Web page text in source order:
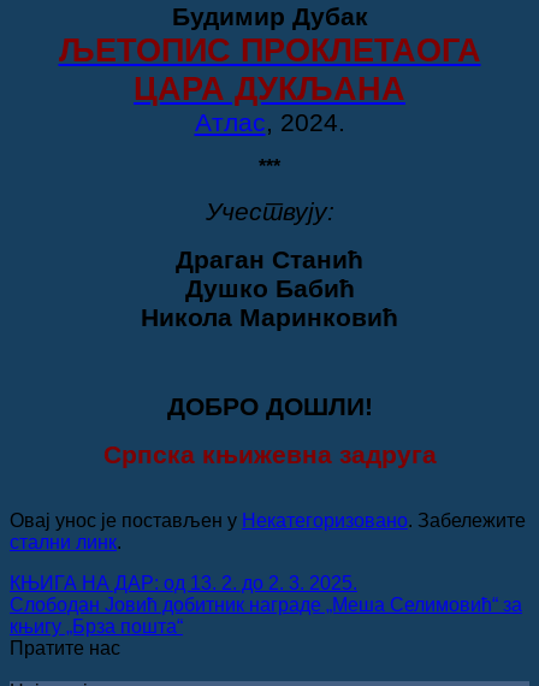
Будимир Дубак
ЉЕТОПИС ПРОКЛЕТАОГА
ЦАРА ДУКЉАНА
Атлас, 2024.
***
Учествују:
Драган Станић
Душко Бабић
Никола Маринковић
ДОБРО ДОШЛИ!
Српска књижевна задруга
Овај унос је постављен у Некатегоризовано. Забележите
стални линк.
КЊИГА НА ДАР: од 13. 2. до 2. 3. 2025.
Слободан Јовић добитник награде „Меша Селимовић“ за
књигу „Брза пошта“
Пратите нас